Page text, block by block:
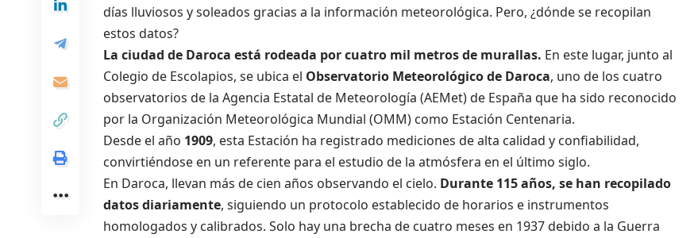
días lluviosos y soleados gracias a la información meteorológica. Pero, ¿dónde se recopilan
estos datos?
La ciudad de Daroca está rodeada por cuatro mil metros de murallas. En este lugar, junto al
Colegio de Escolapios, se ubica el Observatorio Meteorológico de Daroca, uno de los cuatro
observatorios de la Agencia Estatal de Meteorología (AEMet) de España que ha sido reconocido
por la Organización Meteorológica Mundial (OMM) como Estación Centenaria.
Desde el año 1909, esta Estación ha registrado mediciones de alta calidad y confiabilidad,
convirtiéndose en un referente para el estudio de la atmósfera en el último siglo.
En Daroca, llevan más de cien años observando el cielo. Durante 115 años, se han recopilado
datos diariamente, siguiendo un protocolo establecido de horarios e instrumentos
homologados y calibrados. Solo hay una brecha de cuatro meses en 1937 debido a la Guerra